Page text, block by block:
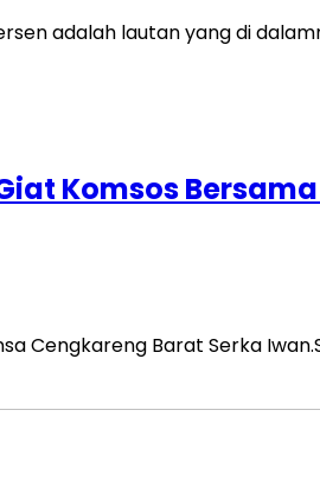
adalah lautan yang di
Komsos
Cengkareng Barat Serka